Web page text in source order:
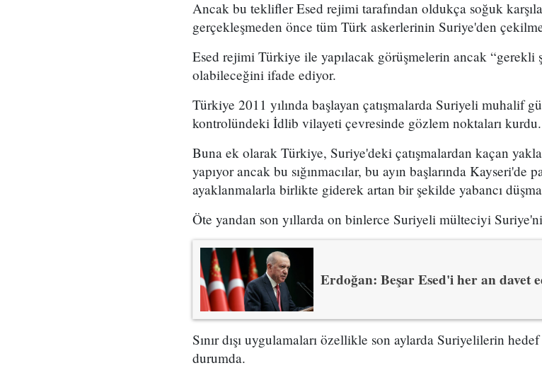
Ancak bu teklifler Esed rejimi tarafından oldukça soğuk
gerçekleşmeden önce tüm Türk askerlerinin Suriye'den
Esed rejimi Türkiye ile yapılacak görüşmelerin ancak “gerekli
olabileceğini ifade ediyor.
Türkiye 2011 yılında başlayan çatışmalarda Suriyeli muhalif
kontrolündeki İdlib vilayeti çevresinde gözlem noktaları kurdu.
Buna ek olarak Türkiye, Suriye'deki çatışmalardan kaçan
yapıyor ancak bu sığınmacılar, bu ayın başlarında Kayseri'de
ayaklanmalarla birlikte giderek artan bir şekilde yabancı
Öte yandan son yıllarda on binlerce Suriyeli mülteciyi
Erdoğan: Beşar Esed'i her an davet
Sınır dışı uygulamaları özellikle son aylarda Suriyelilerin
durumda.